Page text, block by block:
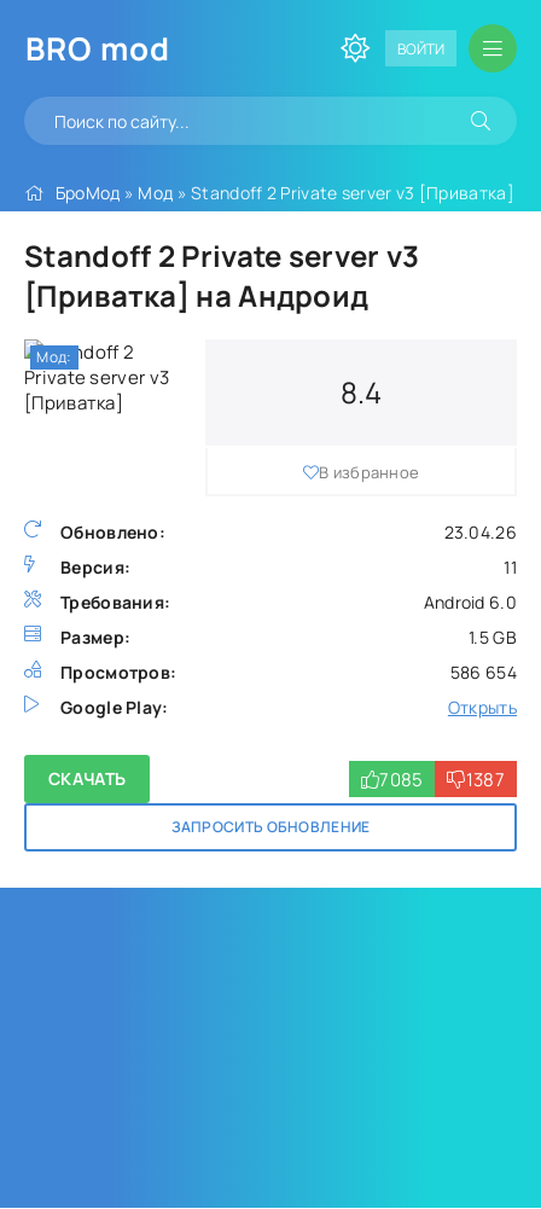
BRO mod ВОЙТИ
БроМод » Мод » Standoff 2 Private server v3 [Приватка]
Standoff 2 Private server v3
[Приватка] на Андроид
Обновлено:
23.04.26
Версия:
11
Требования:
Android 6.0
Размер:
1.5 GB
Просмотров:
586 654
Google Play:
Открыть
8.4
В избранное
СКАЧАТЬ
ЗАПРОСИТЬ ОБНОВЛЕНИЕ
7085 1387
Мод: